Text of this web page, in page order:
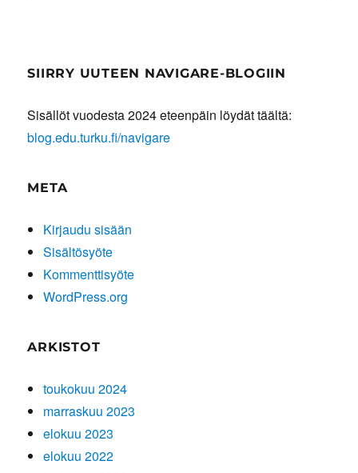
SIIRRY UUTEEN NAVIGARE-BLOGIIN
Sisällöt vuodesta 2024 eteenpäin löydät täältä:
blog.edu.turku.fi/navigare
META
Kirjaudu sisään
Sisältösyöte
Kommenttisyöte
WordPress.org
ARKISTOT
toukokuu 2024
marraskuu 2023
elokuu 2023
elokuu 2022